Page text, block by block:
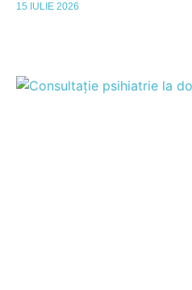
15 IULIE 2026